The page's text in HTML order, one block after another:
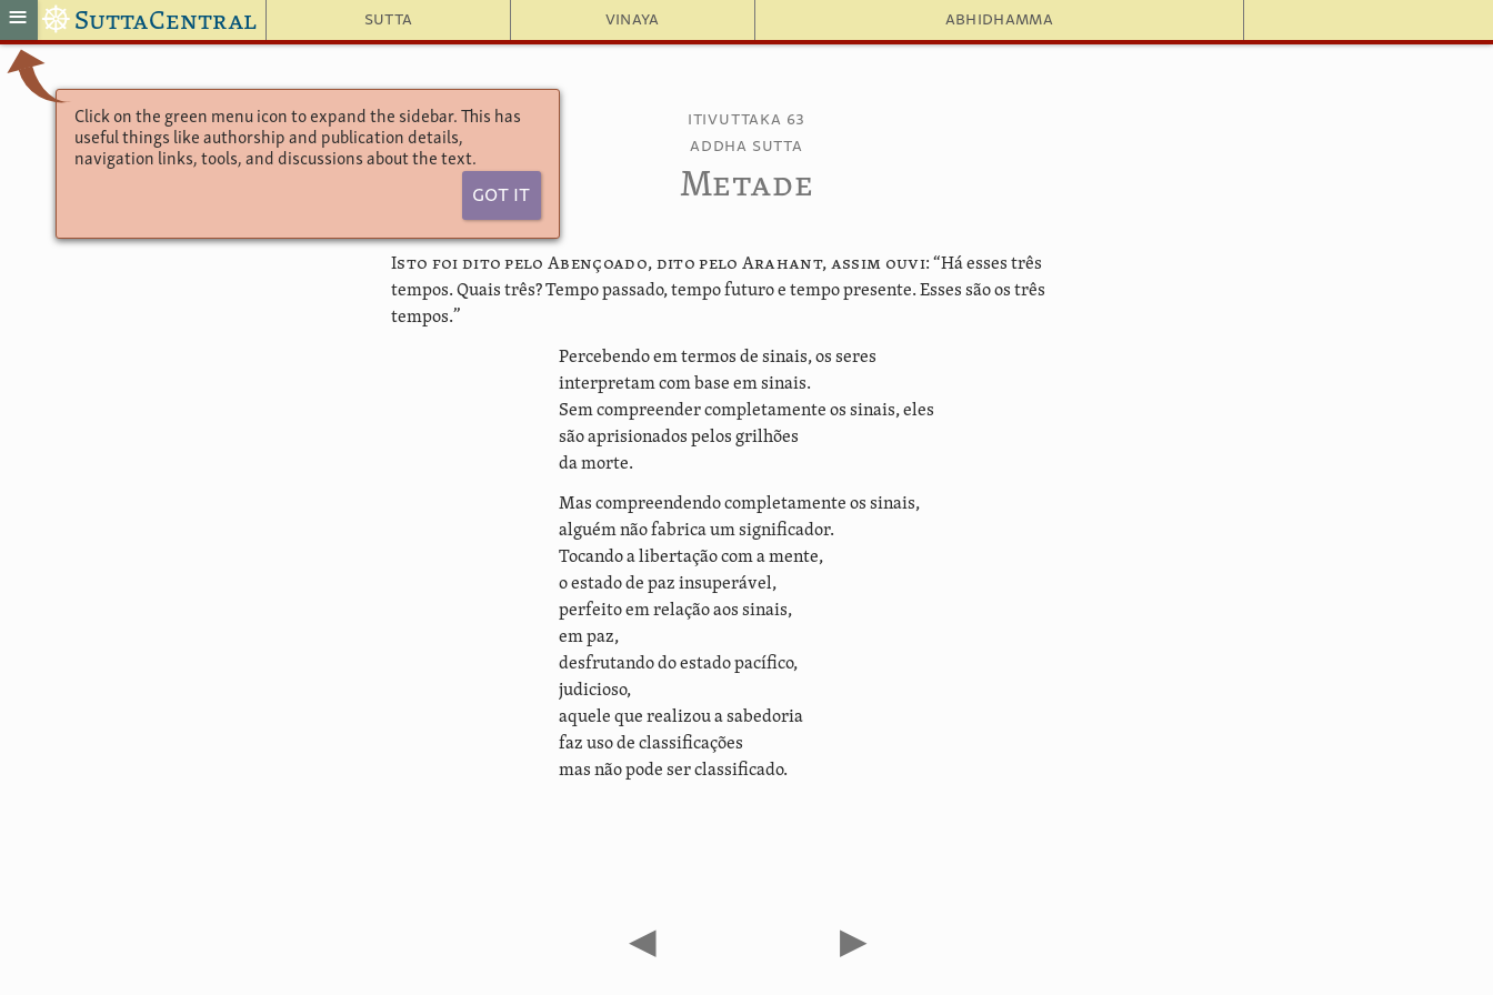
Sutta Vinaya Abhidhamma
≡ ☸ SuttaCentral
Click on the green menu icon to expand the sidebar. This has
useful things like authorship and publication details,
navigation links, tools, and discussions about the text.
Got It
Itivuttaka 63
Addha Sutta
Metade
Isto foi dito pelo Abençoado, dito pelo Arahant, assim ouvi: “Há esses três
tempos. Quais três? Tempo passado, tempo futuro e tempo presente. Esses são os três
tempos.”
Percebendo em termos de sinais, os seres
interpretam com base em sinais.
Sem compreender completamente os sinais, eles
são aprisionados pelos grilhões
da morte.
Mas compreendendo completamente os sinais,
alguém não fabrica um significador.
Tocando a libertação com a mente,
o estado de paz insuperável,
perfeito em relação aos sinais,
em paz,
desfrutando do estado pacífico,
judicioso,
aquele que realizou a sabedoria
faz uso de classificações
mas não pode ser classificado.
◀ ▶